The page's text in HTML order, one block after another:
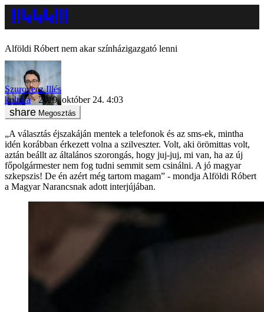
Alföldi Róbert nem akar színházigazgató lenni
Szurovecz Illés
kultúra
2019. október 24. 4:03
Megosztás
„A választás éjszakáján mentek a telefonok és az sms-ek, mintha
idén korábban érkezett volna a szilveszter. Volt, aki örömittas volt,
aztán beállt az általános szorongás, hogy juj-juj, mi van, ha az új
főpolgármester nem fog tudni semmit sem csinálni. A jó magyar
szkepszis! De én azért még tartom magam” - mondja Alföldi Róbert
a Magyar Narancsnak adott interjújában.